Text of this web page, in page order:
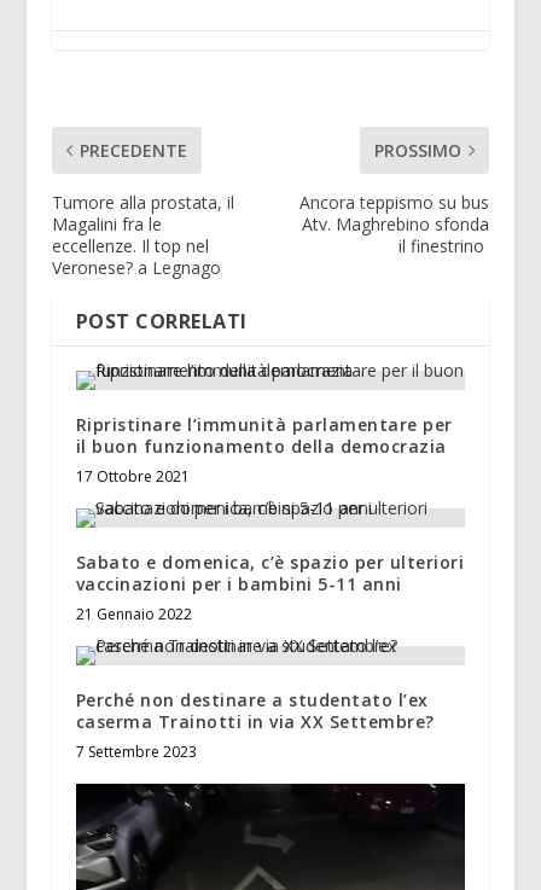
PRECEDENTE
Tumore alla prostata, il
Magalini fra le
eccellenze. Il top nel
Veronese? a Legnago
PROSSIMO
Ancora teppismo su bus
Atv. Maghrebino sfonda
il finestrino
POST CORRELATI
Ripristinare l’immunità parlamentare per
il buon funzionamento della democrazia
17 Ottobre 2021
Sabato e domenica, c’è spazio per ulteriori
vaccinazioni per i bambini 5-11 anni
21 Gennaio 2022
Perché non destinare a studentato l’ex
caserma Trainotti in via XX Settembre?
7 Settembre 2023